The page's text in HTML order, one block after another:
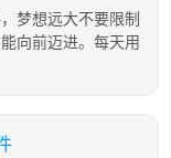
梦想远大不要限制
向前迈进。每天用